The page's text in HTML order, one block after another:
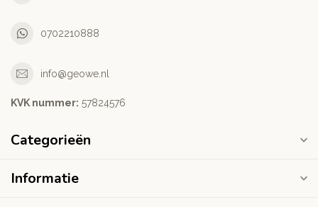
0702210888
info@geowe.nl
KVK nummer: ‭57824576‬
Categorieën
Informatie